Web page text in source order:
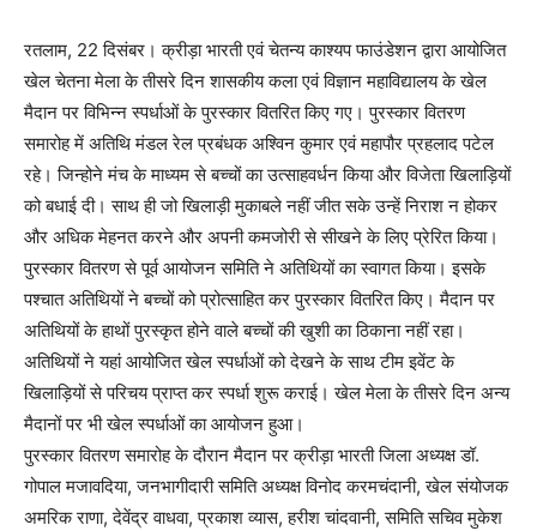
रतलाम, 22 दिसंबर। क्रीड़ा भारती एवं चेतन्य काश्यप फाउंडेशन द्वारा आयोजित
खेल चेतना मेला के तीसरे दिन शासकीय कला एवं विज्ञान महाविद्यालय के खेल
मैदान पर विभिन्न स्पर्धाओं के पुरस्कार वितरित किए गए। पुरस्कार वितरण
समारोह में अतिथि मंडल रेल प्रबंधक अश्विन कुमार एवं महापौर प्रहलाद पटेल
रहे। जिन्होने मंच के माध्यम से बच्चों का उत्साहवर्धन किया और विजेता खिलाड़ियों
को बधाई दी। साथ ही जो खिलाड़ी मुकाबले नहीं जीत सके उन्हें निराश न होकर
और अधिक मेहनत करने और अपनी कमजोरी से सीखने के लिए प्रेरित किया।
पुरस्कार वितरण से पूर्व आयोजन समिति ने अतिथियों का स्वागत किया। इसके
पश्चात अतिथियों ने बच्चों को प्रोत्साहित कर पुरस्कार वितरित किए। मैदान पर
अतिथियों के हाथों पुरस्कृत होने वाले बच्चों की खुशी का ठिकाना नहीं रहा।
अतिथियों ने यहां आयोजित खेल स्पर्धाओं को देखने के साथ टीम इवेंट के
खिलाड़ियों से परिचय प्राप्त कर स्पर्धा शुरू कराई। खेल मेला के तीसरे दिन अन्य
मैदानों पर भी खेल स्पर्धाओं का आयोजन हुआ।
पुरस्कार वितरण समारोह के दौरान मैदान पर क्रीड़ा भारती जिला अध्यक्ष डॉ.
गोपाल मजावदिया, जनभागीदारी समिति अध्यक्ष विनोद करमचंदानी, खेल संयोजक
अमरिक राणा, देवेंद्र वाधवा, प्रकाश व्यास, हरीश चांदवानी, समिति सचिव मुकेश